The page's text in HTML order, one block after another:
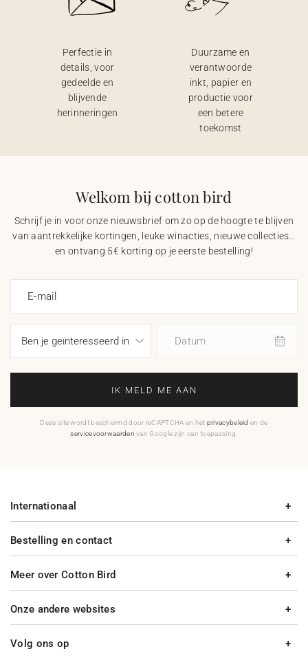
Perfectie in
details, voor
gedeelde en
blijvende
herinneringen
Duurzame en
verantwoorde
inkt, papier en
productie voor
een betere
toekomst
Welkom bij cotton bird
Schrijf je in voor onze nieuwsbrief om zo op de hoogte te blijven
van aantrekkelijke kortingen, leuke winacties, nieuwe collecties…
en ontvang 5€ korting op je eerste bestelling!
E-mail
Datum
IK MELD ME AAN
Deze site wordt beschermd door reCAPTCHA en het privacybeleid en de
servicevoorwaarden van Google zijn van toepassing.
Bestelling en contact
Meer over Cotton Bird
Internationaal
Onze andere websites
Volg ons op